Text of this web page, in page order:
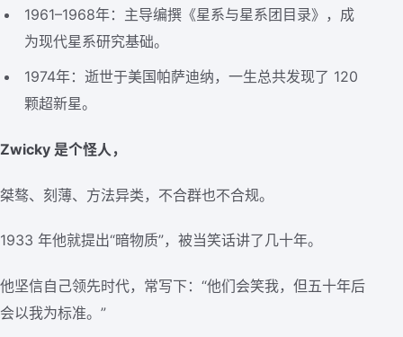
1961–1968年：主导编撰《星系与星系团目录》，成
为现代星系研究基础。
1974年：逝世于美国帕萨迪纳，一生总共发现了 120
颗超新星。
Zwicky 是个怪人，
桀骜、刻薄、方法异类，不合群也不合规。
1933 年他就提出“暗物质”，被当笑话讲了几十年。
他坚信自己领先时代，常写下：“他们会笑我，但五十年后
会以我为标准。”